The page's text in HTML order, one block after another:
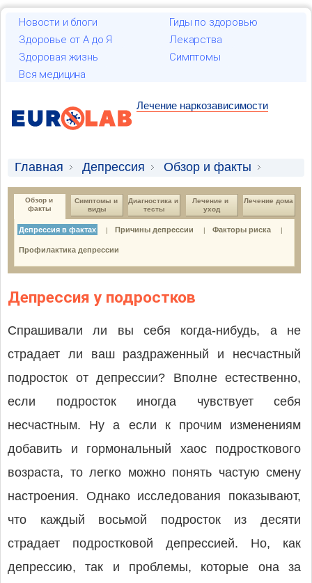
Новости и блоги
Гиды по здоровью
Здоровье от А до Я
Лекарства
Здоровая жизнь
Симптомы
Вся медицина
Лечение наркозависимости
Главная Депрессия
Обзор и факты
Депрессия в фактах
Обзор и
факты
Симптомы и
виды
Диагностика и
тесты
Лечение и
уход
Лечение дома
Депрессия в фактах | Причины депрессии | Факторы риска |
Профилактика депрессии
Депрессия у подростков
Спрашивали ли вы себя когда-нибудь, а не
страдает ли ваш раздраженный и несчастный
подросток от депрессии? Вполне естественно,
если подросток иногда чувствует себя
несчастным. Ну а если к прочим изменениям
добавить и гормональный хаос подросткового
возраста, то легко можно понять частую смену
настроения. Однако исследования показывают,
что каждый восьмой подросток из десяти
страдает подростковой депрессией. Но, как
депрессию, так и проблемы, которые она за